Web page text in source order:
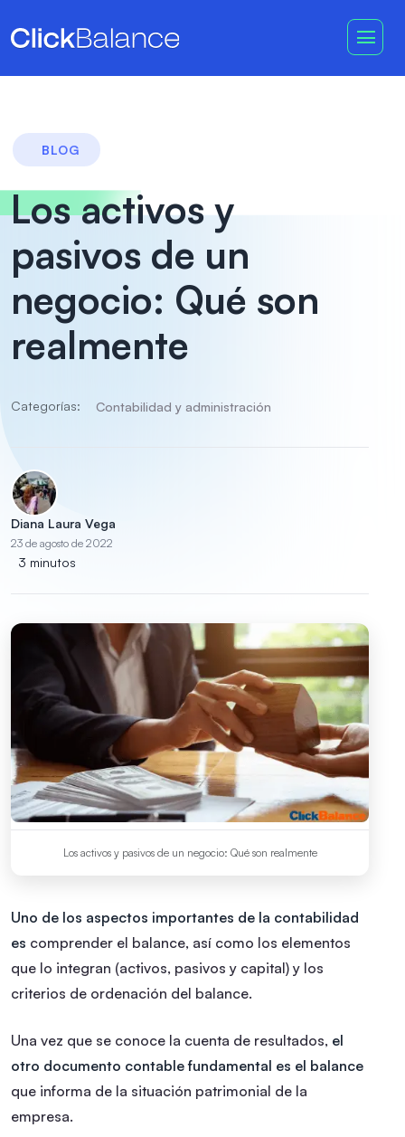
BLOG
Los activos y
pasivos de un
negocio: Qué son
realmente
Categorías: Contabilidad y administración
Diana Laura Vega
23 de agosto de 2022
3 minutos
Los activos y pasivos de un negocio: Qué son realmente
Uno de los aspectos importantes de la contabilidad
es comprender el balance, así como los elementos
que lo integran (activos, pasivos y capital) y los
criterios de ordenación del balance.
Una vez que se conoce la cuenta de resultados, el
otro documento contable fundamental es el balance
que informa de la situación patrimonial de la
empresa.